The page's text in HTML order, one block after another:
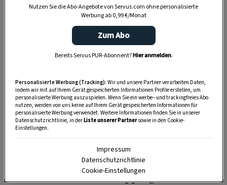
150 g
griffiges Mehl
50 g
Butter
4
Eidotter
Pfeffer
etwas Muskat, frisch gerieben
Mehl, griffig, zum Bestäuben
Für das Topping
Nutzen Sie die Abo-Angebote von Servus.com ohne personalisierte
Werbung ab 0,99 €/Monat
Zum Abo
Bereits Servus PUR-Abonnent?Hier anmelden.
Personalisierte Werbung (Tracking): Wir und unsere Partner verarbeiten Daten,
indem wir mit auf Ihrem Gerät gespeicherten Informationen Profile erstellen, um
personalisierte Werbung auszuspielen. Wenn Sie ein werbe– und trackingfreies Abo
nutzen, werden von uns keine auf Ihrem Gerät gespeicherten Informationen für
personalisierte Werbung verwendet. Weitere Informationen finden Sie in unserer
Datenschutzrichtlinie, in derListe unserer Partnersowie in den Cookie-
Einstellungen.
Impressum
Datenschutzrichtlinie
Cookie-Einstellungen